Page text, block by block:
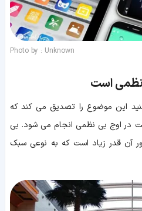
Photo by : Unknown
نظمی است
این موضوع را تصدیق می کند که
در اوج بی نظمی انجام می شود. بی
آن قدر زیاد است که به نوعی سبک